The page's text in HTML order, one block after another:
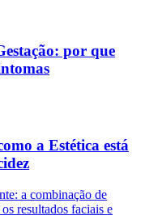
por que
a Estética está
a combinação de
resultados faciais e